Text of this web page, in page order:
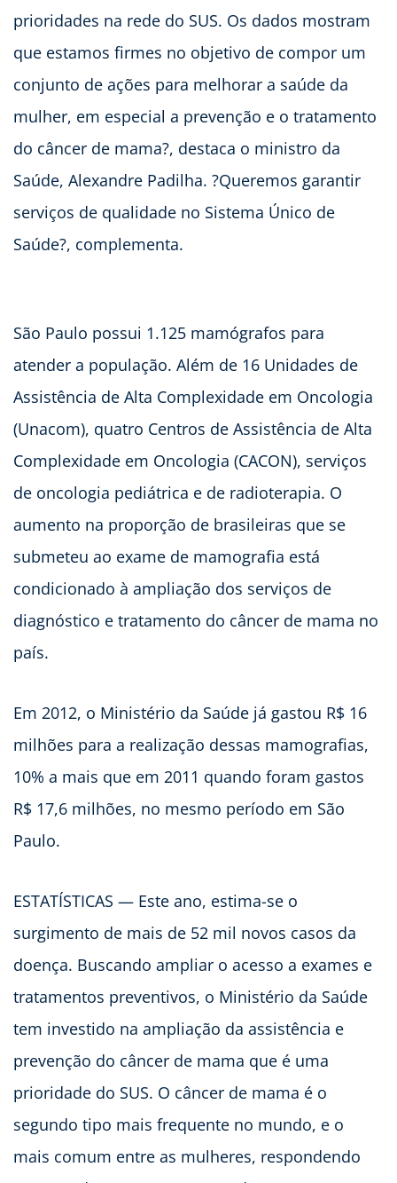
prioridades na rede do SUS. Os dados mostram
que estamos firmes no objetivo de compor um
conjunto de ações para melhorar a saúde da
mulher, em especial a prevenção e o tratamento
do câncer de mama?, destaca o ministro da
Saúde, Alexandre Padilha. ?Queremos garantir
serviços de qualidade no Sistema Único de
Saúde?, complementa.
São Paulo possui 1.125 mamógrafos para
atender a população. Além de 16 Unidades de
Assistência de Alta Complexidade em Oncologia
(Unacom), quatro Centros de Assistência de Alta
Complexidade em Oncologia (CACON), serviços
de oncologia pediátrica e de radioterapia. O
aumento na proporção de brasileiras que se
submeteu ao exame de mamografia está
condicionado à ampliação dos serviços de
diagnóstico e tratamento do câncer de mama no
país.
Em 2012, o Ministério da Saúde já gastou R$ 16
milhões para a realização dessas mamografias,
10% a mais que em 2011 quando foram gastos
R$ 17,6 milhões, no mesmo período em São
Paulo.
ESTATÍSTICAS — Este ano, estima-se o
surgimento de mais de 52 mil novos casos da
doença. Buscando ampliar o acesso a exames e
tratamentos preventivos, o Ministério da Saúde
tem investido na ampliação da assistência e
prevenção do câncer de mama que é uma
prioridade do SUS. O câncer de mama é o
segundo tipo mais frequente no mundo, e o
mais comum entre as mulheres, respondendo